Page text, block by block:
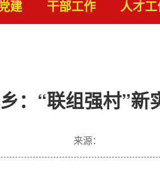
建 干部工作 人才工
：“联组强村”新
来源：